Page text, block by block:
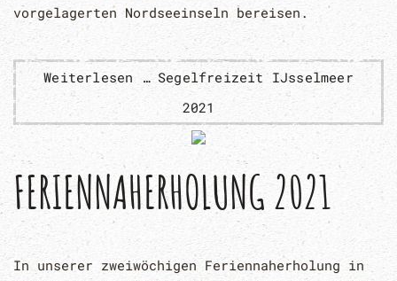
vorgelagerten Nordseeinseln bereisen.
Weiterlesen … Segelfreizeit IJsselmeer
2021
FERIENNAHERHOLUNG 2021
In unserer zweiwöchigen Feriennaherholung in